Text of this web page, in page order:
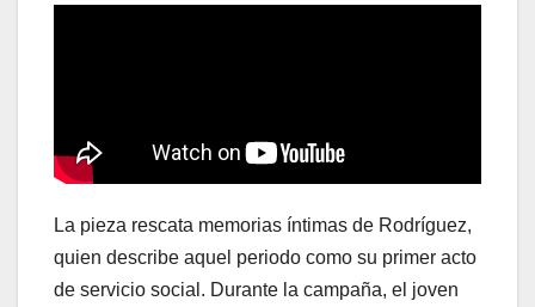
La pieza rescata memorias íntimas de Rodríguez,
quien describe aquel periodo como su primer acto
de servicio social. Durante la campaña, el joven